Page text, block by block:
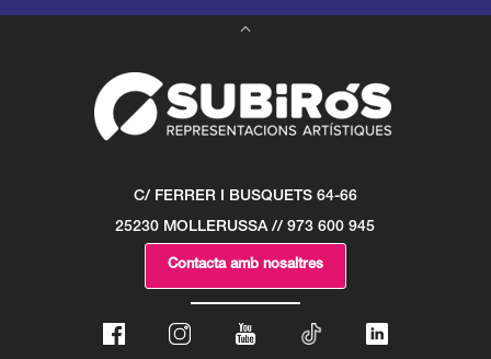
C/ FERRER I BUSQUETS 64-66
25230 MOLLERUSSA // 973 600 945
Contacta amb nosaltres